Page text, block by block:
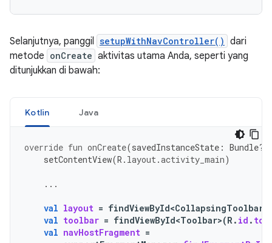
Selanjutnya, panggil setupWithNavController() dari
metode onCreate aktivitas utama Anda, seperti yang
ditunjukkan di bawah:
Kotlin Java
override fun onCreate(savedInstanceState : Bundle?)
setContentView(R . layout.activity_main)
...
val layout =
val toolbar = findViewById<Toolbar>(R. id .
val navHostFragment =